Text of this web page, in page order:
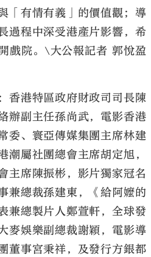
「有情有義」的價值觀；導
過程中深受港產片影響，希
戲院。\大公報記者 郭悅盈
香港特區政府財政司司長陳
辦副主任孫尚武，電影香港
委、寰亞傳媒集團主席林建
潮屬社團總會主席胡定旭，
主席陳振彬，影片獨家冠名
兼總裁孫建東，《給阿嬤的
兼總製片人鄭萱軒，全球發
麥娛樂副總裁謝穎，電影導
董事宮秉祥，及發行方銀都